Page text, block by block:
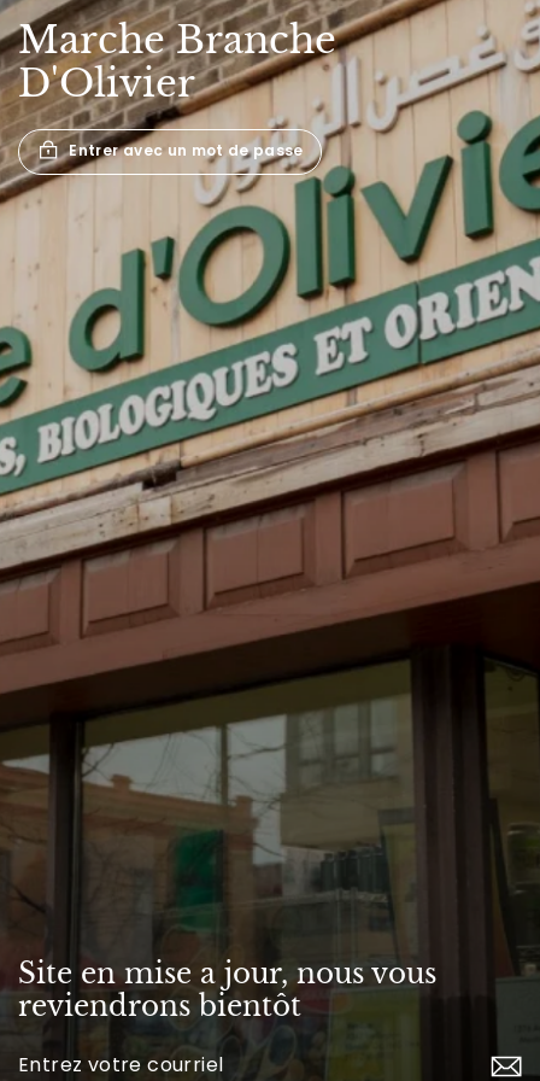
MarcheBranche
D'Olivier
Entrer avec un mot de passe
Site en mise a jour, nous vous
reviendrons bientôt
Inscrivez-